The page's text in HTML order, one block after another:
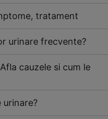
tratament
urinare frecvente?
cauzele si cum le
urinare?